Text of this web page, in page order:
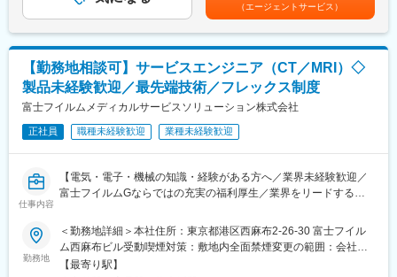
らサービス＆サポートするポジションです。 サポート＆サービス
■研修制度について：
研修センターがあり、機械を実際に解体したり、組み立てたりす
る研修や、実際にコールセンターに届くお問い合わせ内容を把握
していただくための研修もございます。その他、先輩社員との
OJTもじっくり行っており、1人前になるまで手厚くサポート致し
ます。未経験の方でも安心してキャッチアップいただけるよう充
実した研修制度をご用意しています。
■取得できるスキルについて：
X線診断装置や医療ITシステム等の幅広い製品がありますので、幅
広く多くのスキルを習得可能です。デジタル化・ネットワーク化
クに関してのスキルも活用される場面も多く、医療機器という枠
にとどまらない幅広いスキルを磨けます。
■緊急呼び出しについて：
（エージェントサービス）
【勤務地相談可】サービスエンジニア（CT／MRI）◇
製品未経験歓迎／最先端技術／フレックス制度
富士フイルムメディカルサービスソリューション株式会社
正社員 職種未経験歓迎 業種未経験歓迎
仕事内容
【電気・電子・機械の知識・経験がある方へ／業界未経験歓迎／
富士フイルムGならではの充実の福利厚生／業界をリードするメ
■業務内容：
サービスエンジニアとして、医療機器の据付・保守・修理等を行
います。
勤務地
＜勤務地詳細＞本社住所：東京都港区西麻布2-26-30 富士フイル
ム西麻布ビル受動喫煙対策：敷地内全面禁煙変更の範囲：会社の
定める事業所
【最寄り駅】